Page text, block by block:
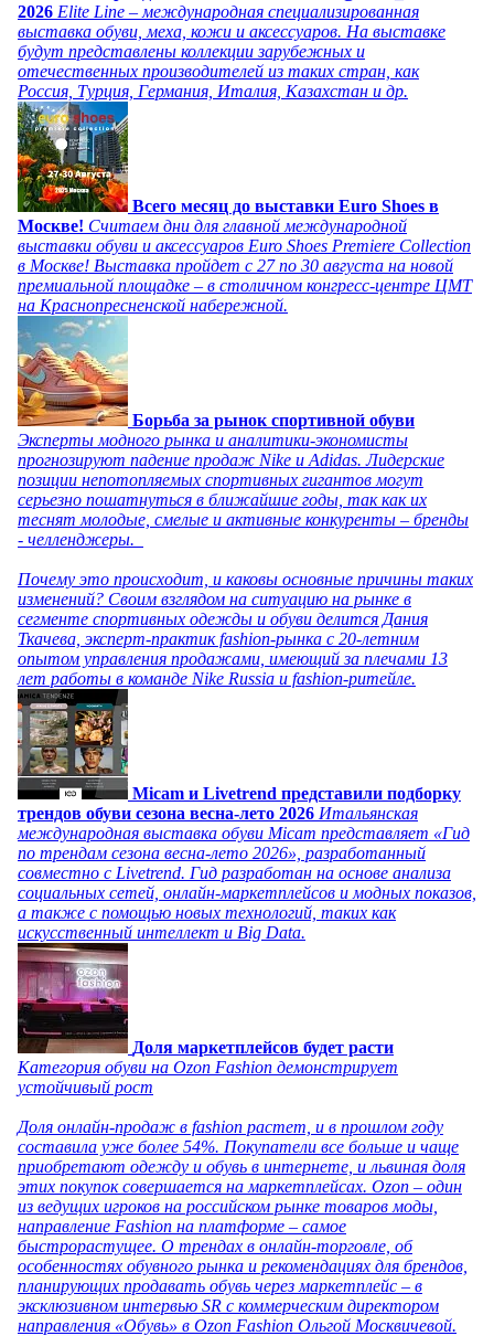
2026 Elite Line – международная специализированная
выставка обуви, меха, кожи и аксессуаров. На выставке
будут представлены коллекции зарубежных и
отечественных производителей из таких стран, как
Россия, Турция, Германия, Италия, Казахстан и др.
Всего месяц до выставки Euro Shoes в
Москве! Считаем дни для главной международной
выставки обуви и аксессуаров Euro Shoes Premiere Collection
в Москве! Выставка пройдет с 27 по 30 августа на новой
премиальной площадке – в столичном конгресс-центре ЦМТ
на Краснопресненской набережной.
Борьба за рынок спортивной обуви
Эксперты модного рынка и аналитики-экономисты
прогнозируют падение продаж Nike и Adidas. Лидерские
позиции непотопляемых спортивных гигантов могут
серьезно пошатнуться в ближайшие годы, так как их
теснят молодые, смелые и активные конкуренты – бренды
- челленджеры.
Почему это происходит, и каковы основные причины таких
изменений? Своим взглядом на ситуацию на рынке в
сегменте спортивных одежды и обуви делится Дания
Ткачева, эксперт-практик fashion-рынка с 20-летним
опытом управления продажами, имеющий за плечами 13
лет работы в команде Nike Russia и fashion-ритейле.
Micam и Livetrend представили подборку
трендов обуви сезона весна-лето 2026 Итальянская
международная выставка обуви Micam представляет «Гид
по трендам сезона весна-лето 2026», разработанный
совместно с Livetrend. Гид разработан на основе анализа
социальных сетей, онлайн-маркетплейсов и модных показов,
а также с помощью новых технологий, таких как
искусственный интеллект и Big Data.
Доля маркетплейсов будет расти
Категория обуви на Ozon Fashion демонстрирует
устойчивый рост
Доля онлайн-продаж в fashion растет, и в прошлом году
составила уже более 54%. Покупатели все больше и чаще
приобретают одежду и обувь в интернете, и львиная доля
этих покупок совершается на маркетплейсах. Ozon – один
из ведущих игроков на российском рынке товаров моды,
направление Fashion на платформе – самое
быстрорастущее. О трендах в онлайн-торговле, об
особенностях обувного рынка и рекомендациях для брендов,
планирующих продавать обувь через маркетплейс – в
эксклюзивном интервью SR с коммерческим директором
направления «Обувь» в Ozon Fashion Ольгой Москвичевой.